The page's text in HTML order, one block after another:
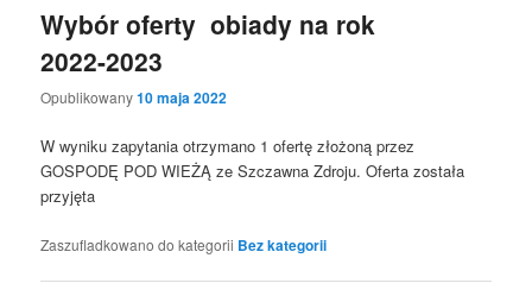
Wybór oferty obiady na rok
2022-2023
Opublikowany10 maja 2022
W wyniku zapytania otrzymano 1 ofertę złożoną przez
GOSPODĘ POD WIEŻĄ ze Szczawna Zdroju. Oferta została
przyjęta
Zaszufladkowano do kategorii Bez kategorii